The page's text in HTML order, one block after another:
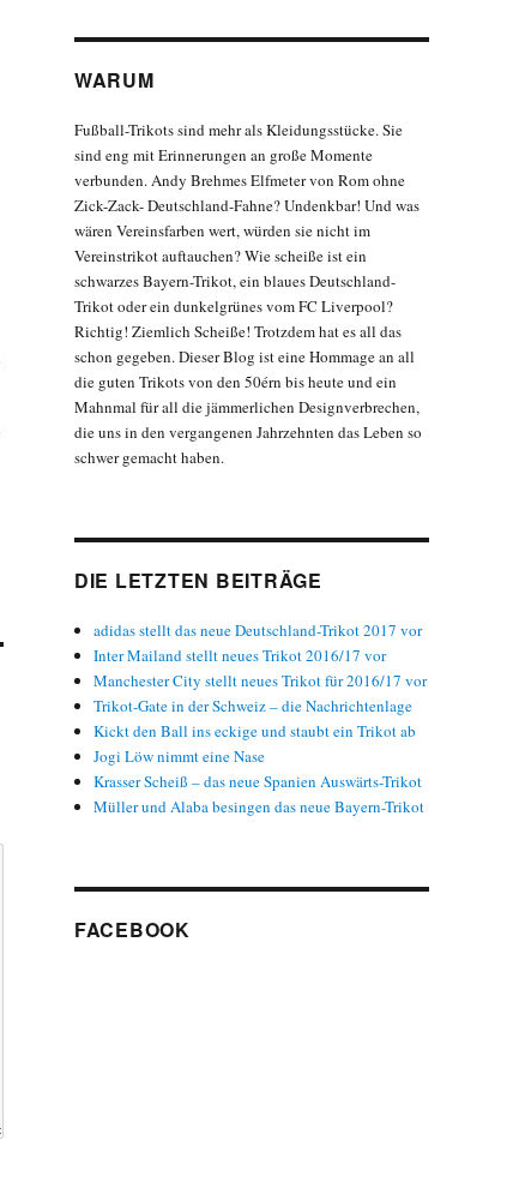
WARUM
Fußball-Trikots sind mehr als Kleidungsstücke. Sie
sind eng mit Erinnerungen an große Momente
verbunden. Andy Brehmes Elfmeter von Rom ohne
Zick-Zack- Deutschland-Fahne? Undenkbar! Und was
wären Vereinsfarben wert, würden sie nicht im
Vereinstrikot auftauchen? Wie scheiße ist ein
schwarzes Bayern-Trikot, ein blaues Deutschland-
Trikot oder ein dunkelgrünes vom FC Liverpool?
Richtig! Ziemlich Scheiße! Trotzdem hat es all das
schon gegeben. Dieser Blog ist eine Hommage an all
die guten Trikots von den 50érn bis heute und ein
Mahnmal für all die jämmerlichen Designverbrechen,
die uns in den vergangenen Jahrzehnten das Leben so
schwer gemacht haben.
DIE LETZTEN BEITRÄGE
adidas stellt das neue Deutschland-Trikot 2017 vor
Inter Mailand stellt neues Trikot 2016/17 vor
Manchester City stellt neues Trikot für 2016/17 vor
Trikot-Gate in der Schweiz – die Nachrichtenlage
Kickt den Ball ins eckige und staubt ein Trikot ab
Jogi Löw nimmt eine Nase
Krasser Scheiß – das neue Spanien Auswärts-Trikot
Müller und Alaba besingen das neue Bayern-Trikot
FACEBOOK